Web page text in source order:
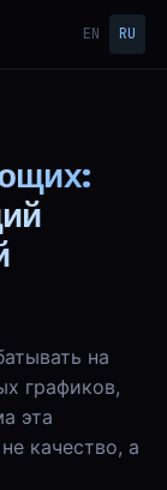
EN RU
на
графиков,
эта
качество, а